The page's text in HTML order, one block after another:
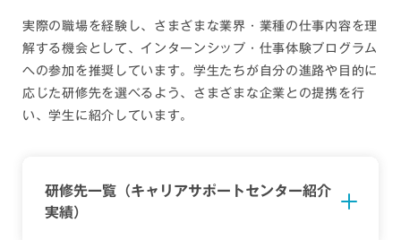
実際の職場を経験し、さまざまな業界・業種の仕事内容を理
解する機会として、インターンシップ・仕事体験プログラム
への参加を推奨しています。学生たちが自分の進路や目的に
応じた研修先を選べるよう、さまざまな企業との提携を行
い、学生に紹介しています。
研修先一覧（キャリアサポートセンター紹介
実績）
ECC、イーオン、NOVAホールディングス、トライグルー
プ、明光ネットワークジャパン、I.C.NAGOYA など
建設・不動産
積水ハウス、一条工務店、近鉄不動産、矢作建設工業、タマ
ホーム、タカラレーベン、TSUCHIYA、大和ハウスリアルエ
国際交流・国際協力に関わる機関・団体
国際協力機構（JICA）、国際交流サービス協会：外務省在外
公館派遣員（在ジャマイカ日本国大使館）、NICE（日本国際